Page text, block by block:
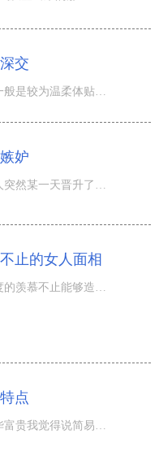
交
人们我们都知道女性一般是较为温柔体贴的，心灵深处都较为善解人意。可是有的女性却较为阴险毒辣，那样的女
妒
倘若身旁跟你一样的人突然某一天晋升了或是比你了不起，你必定会内心不均衡，乃至会造成妒忌。然而有的仁的
止的女人面相
在情感之中，女孩适度的羡慕不止能够造成男朋友的高度重视，进而使这一段情感更牢固。那时候哪些事儿都注重
点
针对女性而言愿意荣华富贵我觉得说简易也简易，说难也难，从简易的视角而言女性荣华富贵最好是的方式 就是